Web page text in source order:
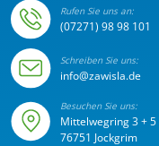
Rufen Sie uns an:
(07271) 98 98 101
Schreiben Sie uns:
info@zawisla.de
Besuchen Sie uns:
Mittelwegring 3 + 5
76751 Jockgrim